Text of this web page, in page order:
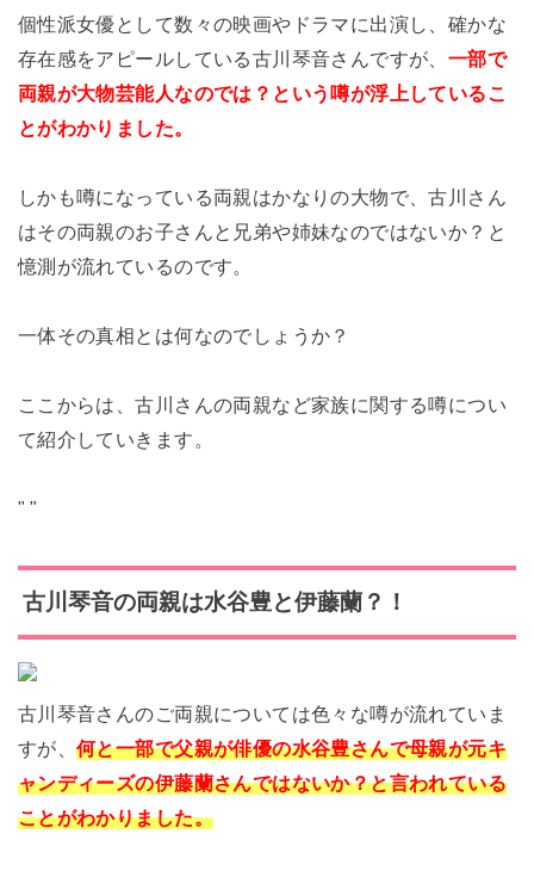
個性派女優として数々の映画やドラマに出演し、確かな
存在感をアピールしている古川琴音さんですが、 一部で
両親が大物芸能人なのでは？という噂が浮上しているこ
とがわかりました。
しかも噂になっている両親はかなりの大物で、古川さん
はその両親のお子さんと兄弟や姉妹なのではないか？と
憶測が流れているのです。
一体その真相とは何なのでしょうか？
ここからは、古川さんの両親など家族に関する噂につい
て紹介していきます。
" "
古川琴音の両親は水谷豊と伊藤蘭？！
古川琴音さんのご両親については色々な噂が流れていま
すが、何と一部で父親が俳優の水谷豊さんで母親が元キ
ャンディーズの伊藤蘭さんではないか？と言われている
ことがわかりました。